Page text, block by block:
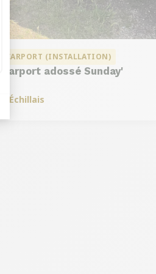
CARPORT (INSTALLATION)
Carport adossé Sunday'
Échillais